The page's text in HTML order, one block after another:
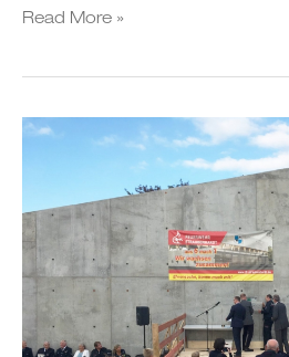
Read More »
Grundsteinlegung
Feuerwehrhaus
Straubenhardt